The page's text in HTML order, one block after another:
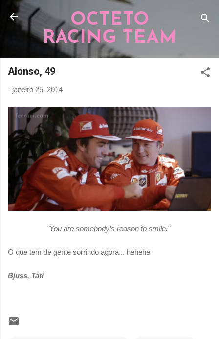
Pular para o conteúdo principal
OCTETO
RACING TEAM
Alonso, 49
- janeiro 25, 2014
"You are somebody’s reason to smile."
O que tem de gente sorrindo agora... hehehe
Bjuss, Tati